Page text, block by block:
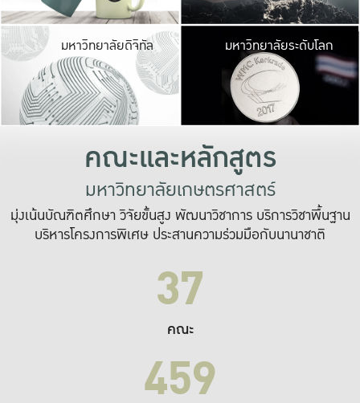
มหาวิทยาลัยดิจิทัล มหาวิ
เปลี่ยนแปลง แล
เพื่อทำง
ระบบสารสนเทศ
มหาวิทยาลัยระดับโลก
คณะและหลักสูตร
มหาวิทยาลัยเกษตรศาสตร์
มุ่งเน้นบัณฑิตศึกษา วิจัยขั้นสูง พัฒนาวิชาการ บริการวิชาพื้นฐาน
บริหารโครงการพิเศษ ประสานความร่วมมือกับนานาชาติ
37
คณะ
459